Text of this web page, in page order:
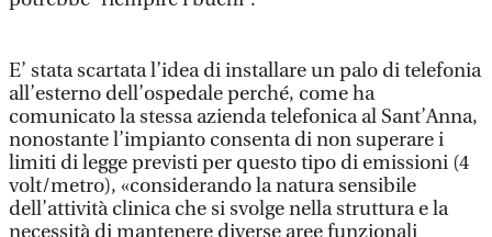
E’ stata scartata l’idea di installare un palo di telefonia
all’esterno dell’ospedale perché, come ha
comunicato la stessa azienda telefonica al Sant’Anna,
nonostante l’impianto consenta di non superare i
limiti di legge previsti per questo tipo di emissioni (4
volt/metro), «considerando la natura sensibile
dell’attività clinica che si svolge nella struttura e la
necessità di mantenere diverse aree funzionali